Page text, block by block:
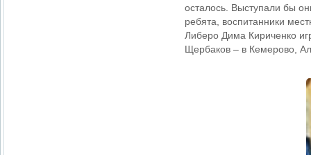
осталось. Выступали бы
ребята, воспитанники
Либеро Дима Кириченко
Щербаков – в Кемерово,